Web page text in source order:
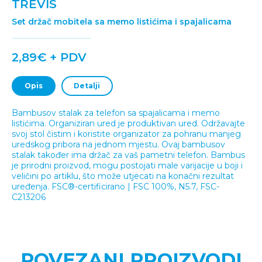
TREVIS
Set držač mobitela sa memo listićima i spajalicama
2,89€ + PDV
Opis Detalji
Bambusov stalak za telefon sa spajalicama i memo
listićima. Organiziran ured je produktivan ured. Održavajte
svoj stol čistim i koristite organizator za pohranu manjeg
uredskog pribora na jednom mjestu. Ovaj bambusov
stalak također ima držač za vaš pametni telefon. Bambus
je prirodni proizvod, mogu postojati male varijacije u boji i
veličini po artiklu, što može utjecati na konačni rezultat
uređenja. FSC®-certificirano | FSC 100%, N5.7, FSC-
C213206